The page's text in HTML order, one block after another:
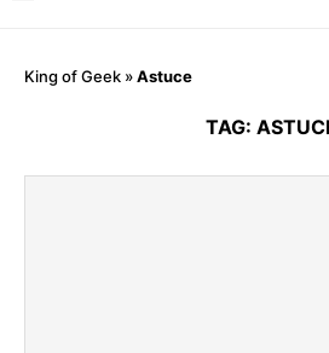
King of Geek »Astuce
TAG: